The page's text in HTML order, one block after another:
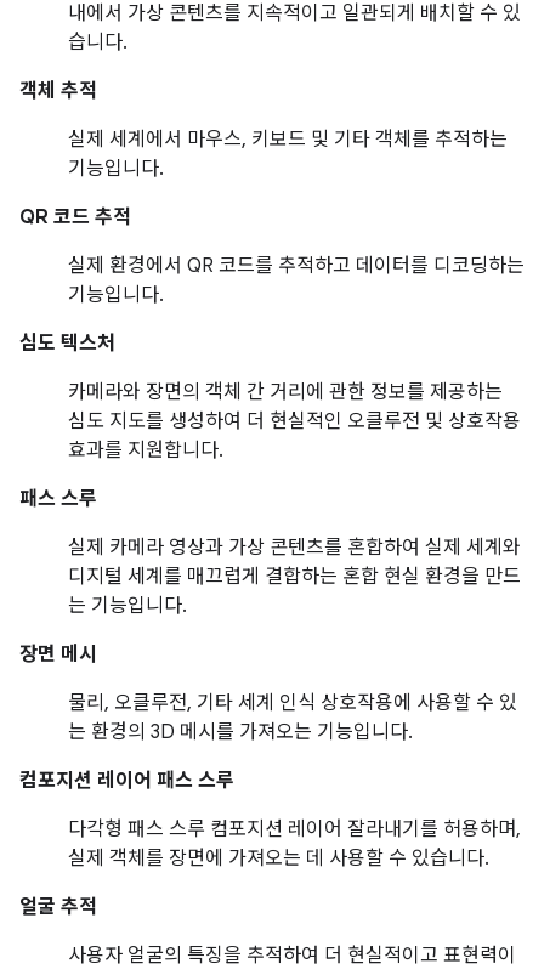
내에서 가상 콘텐츠를 지속적이고 일관되게 배치할 수 있
습니다.
객체 추적
실제 세계에서 마우스, 키보드 및 기타 객체를 추적하는
기능입니다.
QR 코드 추적
실제 환경에서 QR 코드를 추적하고 데이터를 디코딩하는
기능입니다.
심도 텍스처
카메라와 장면의 객체 간 거리에 관한 정보를 제공하는
심도 지도를 생성하여 더 현실적인 오클루전 및 상호작용
효과를 지원합니다.
패스 스루
실제 카메라 영상과 가상 콘텐츠를 혼합하여 실제 세계와
디지털 세계를 매끄럽게 결합하는 혼합 현실 환경을 만드
는 기능입니다.
장면 메시
물리, 오클루전, 기타 세계 인식 상호작용에 사용할 수 있
는 환경의 3D 메시를 가져오는 기능입니다.
컴포지션 레이어 패스 스루
다각형 패스 스루 컴포지션 레이어 잘라내기를 허용하며,
실제 객체를 장면에 가져오는 데 사용할 수 있습니다.
얼굴 추적
사용자 얼굴의 특징을 추적하여 더 현실적이고 표현력이